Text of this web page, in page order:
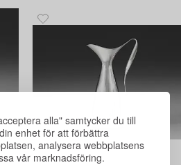
alla" samtycker du till
enhet för att förbättra
analysera webbplatsens
vår marknadsföring.
393